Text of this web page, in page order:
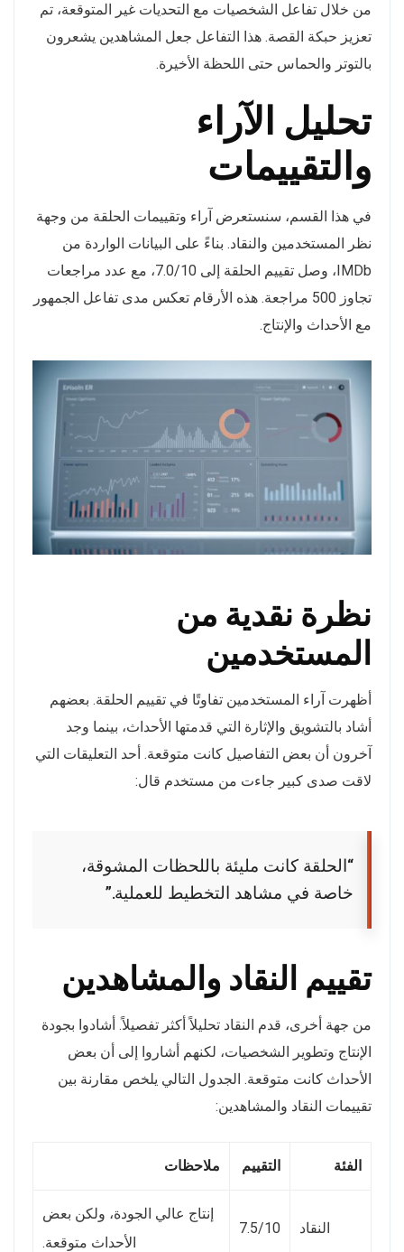
من خلال تفاعل الشخصيات مع التحديات غير المتوقعة، تم
تعزيز حبكة القصة. هذا التفاعل جعل المشاهدين يشعرون
بالتوتر والحماس حتى اللحظة الأخيرة.
تحليل الآراء
والتقييمات
في هذا القسم، سنستعرض آراء وتقييمات الحلقة من وجهة
نظر المستخدمين والنقاد. بناءً على البيانات الواردة من
IMDb، وصل تقييم الحلقة إلى 7.0/10، مع عدد مراجعات
تجاوز 500 مراجعة. هذه الأرقام تعكس مدى تفاعل الجمهور
مع الأحداث والإنتاج.
نظرة نقدية من
المستخدمين
أظهرت آراء المستخدمين تفاوتًا في تقييم الحلقة. بعضهم
أشاد بالتشويق والإثارة التي قدمتها الأحداث، بينما وجد
آخرون أن بعض التفاصيل كانت متوقعة. أحد التعليقات التي
لاقت صدى كبير جاءت من مستخدم قال:
“الحلقة كانت مليئة باللحظات المشوقة،
خاصة في مشاهد التخطيط للعملية.”
تقييم النقاد والمشاهدين
من جهة أخرى، قدم النقاد تحليلاً أكثر تفصيلاً. أشادوا بجودة
الإنتاج وتطوير الشخصيات، لكنهم أشاروا إلى أن بعض
الأحداث كانت متوقعة. الجدول التالي يلخص مقارنة بين
تقييمات النقاد والمشاهدين:
الفئة التقييم ملاحظات
النقاد 7.5/10
إنتاج عالي الجودة، ولكن بعض
الأحداث متوقعة.